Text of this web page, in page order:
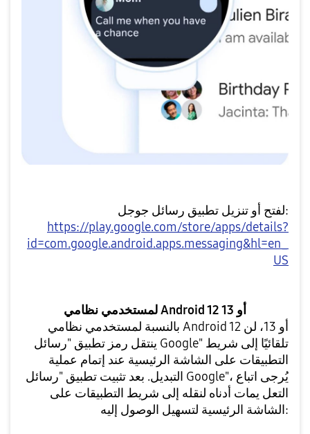
لفتح أو تنزيل تطبيق رسائل جوجل:
https://play.google.com/store/apps/details?
id=com.google.android.apps.messaging&hl=en_
US
لمستخدمي نظامي Android 12 أو 13
بالنسبة لمستخدمي نظامي Android 12 أو 13، لن
ينتقل رمز تطبيق "رسائل Google" تلقائيًا إلى شريط
التطبيقات على الشاشة الرئيسية عند إتمام عملية
التبديل. بعد تثبيت تطبيق "رسائل Google"، يُرجى اتباع
التعل يمات أدناه لنقله إلى شريط التطبيقات على
الشاشة الرئيسية لتسهيل الوصول إليه: